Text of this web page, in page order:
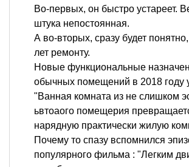
Во-первых, он быстро устареет.
штука непостоянная.
А во-вторых, сразу будет
лет ремонту.
Новые функциональные
обычных помещений в 2018 году
"Ванная комната из не слишком
ьвтоаого помещерия
нарядную практически жилую
Почему то спазу вспомнился
популярного фильма : "Легким